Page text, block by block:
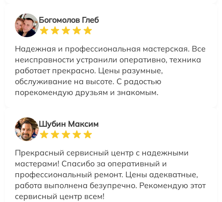
Богомолов Глеб
Надежная и профессиональная мастерская. Все
неисправности устранили оперативно, техника
работает прекрасно. Цены разумные,
обслуживание на высоте. С радостью
порекомендую друзьям и знакомым.
Шубин Максим
Прекрасный сервисный центр с надежными
мастерами! Спасибо за оперативный и
профессиональный ремонт. Цены адекватные,
работа выполнена безупречно. Рекомендую этот
сервисный центр всем!